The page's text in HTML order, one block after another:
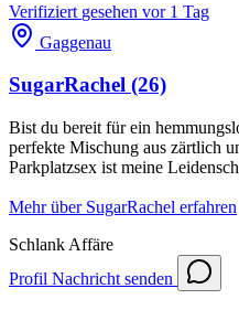
Verifiziert gesehen vor 1 Tag
Gaggenau
SugarRachel (26)
Bist du bereit für ein
perfekte Mischung aus zärtlich
Parkplatzsex ist meine
Mehr über SugarRachel erfahren
Schlank Affäre
Profil Nachricht senden